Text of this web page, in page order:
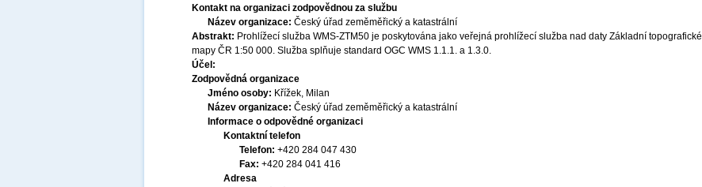
Kontakt na organizaci zodpovědnou za službu
Název organizace: Český úřad zeměměřický a katastrální
Abstrakt: Prohlížecí služba WMS-ZTM50 je poskytována jako veřejná prohlížecí služba nad daty Základní topografické
mapy ČR 1:50 000. Služba splňuje standard OGC WMS 1.1.1. a 1.3.0.
Účel:
Zodpovědná organizace
Jméno osoby: Křížek, Milan
Název organizace: Český úřad zeměměřický a katastrální
Informace o odpovědné organizaci
Kontaktní telefon
Telefon: +420 284 047 430
Fax: +420 284 041 416
Adresa